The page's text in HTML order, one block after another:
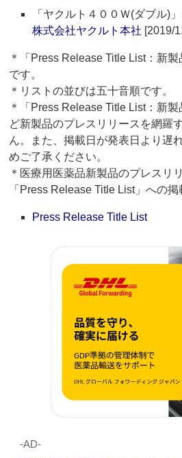
「ヤクルト４００Ｗ(ダブル)
株式会社ヤクルト本社 [2019/
＊「Press Release Title List：新
です。
＊リストの並びは五十音順です。
＊「Press Release Title List：新
ど新製品のプレスリリースを網羅
ん。また、掲載日が発表日より遅
めご了承ください。
＊医療用医薬品新製品のプレスリ
「Press Release Title List」への掲
Press Release Title List
‐AD‐